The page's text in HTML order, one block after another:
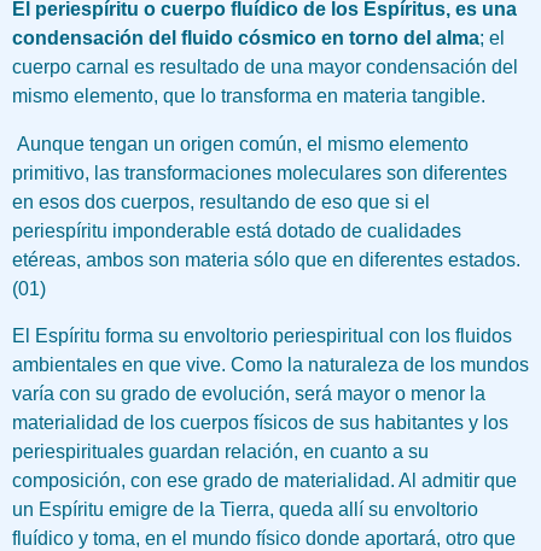
El periespíritu o cuerpo fluídico de los Espíritus, es una
condensación del fluido cósmico en torno del alma; el
cuerpo carnal es resultado de una mayor condensación del
mismo elemento, que lo transforma en materia tangible.
Aunque tengan un origen común, el mismo elemento
primitivo, las transformaciones moleculares son diferentes
en esos dos cuerpos, resultando de eso que si el
periespíritu imponderable está dotado de cualidades
etéreas, ambos son materia sólo que en diferentes estados.
(01)
El Espíritu forma su envoltorio periespiritual con los fluidos
ambientales en que vive. Como la naturaleza de los mundos
varía con su grado de evolución, será mayor o menor la
materialidad de los cuerpos físicos de sus habitantes y los
periespirituales guardan relación, en cuanto a su
composición, con ese grado de materialidad. Al admitir que
un Espíritu emigre de la Tierra, queda allí su envoltorio
fluídico y toma, en el mundo físico donde aportará, otro que